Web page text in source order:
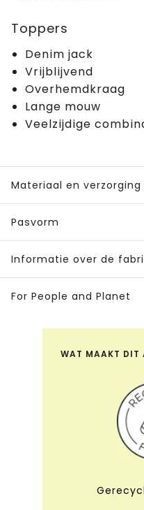
Toppers
Denim jack
Vrijblijvend
Overhemdkraag
Lange mouw
Veelzijdige
Materiaal en verzorging
Pasvorm
Informatie over de
For People and Planet
WAT MAAKT DIT